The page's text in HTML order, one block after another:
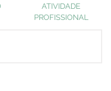
ATIVIDADE
PROFISSIONAL